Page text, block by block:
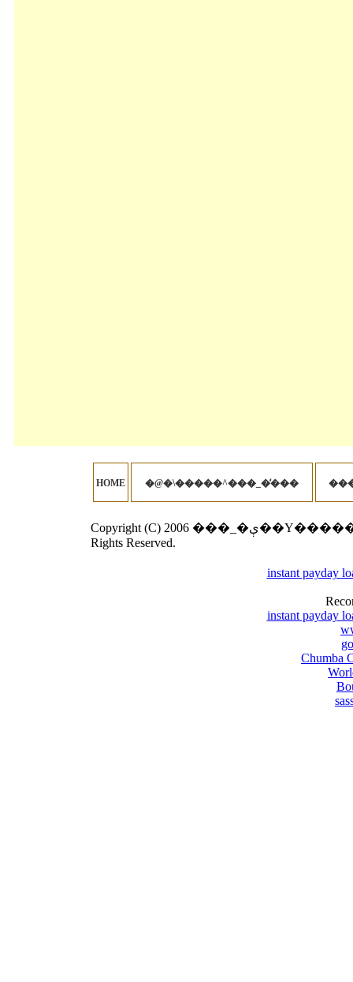
HOME �@�\�����^���_�̓���
Copyright (C) 2006 ���_�ې��Y�����̎��s���Ȃ��I�ѕ� Corporation. All
Rights Reserved.
instant payday
instant payday
Chumba